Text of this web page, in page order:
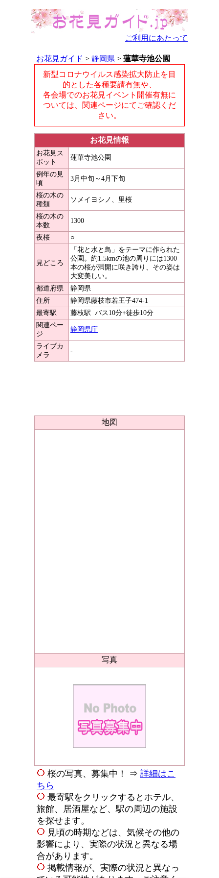
ご利用にあたって
お花見ガイド > 静岡県 > 蓮華寺池公園
新型コロナウイルス感染拡大防止を目
的とした各種要請有無や、
各会場でのお花見イベント開催有無に
ついては、関連ページにてご確認くだ
さい。
お花見情報
お花見ス
ポット
蓮華寺池公園
例年の見
頃
3月中旬～4月下旬
桜の木の
種類
ソメイヨシノ、里桜
桜の木の
本数
1300
夜桜 ○
見どころ
「花と水と鳥」をテーマに作られた
公園。約1.5kmの池の周りには1300
本の桜が満開に咲き誇り、その姿は
大変美しい。
都道府県
静岡県
住所
静岡県藤枝市若王子474-1
最寄駅
藤枝駅 バス10分+徒歩10分
関連ペー
ジ
静岡県庁
ライブカ
メラ
-
地図
写真
桜の写真、募集中！ ⇒ 詳細はこ
ちら
最寄駅をクリックするとホテル、
旅館、居酒屋など、駅の周辺の施設
を探せます。
見頃の時期などは、気候その他の
影響により、実際の状況と異なる場
合があります。
掲載情報が、実際の状況と異なっ